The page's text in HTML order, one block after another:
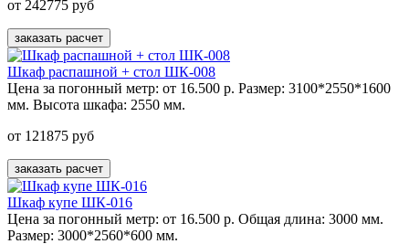
от 242775 руб
заказать расчет
Шкаф распашной + стол ШК-008
Цена за погонный метр: от 16.500 р. Размер: 3100*2550*1600
мм. Высота шкафа: 2550 мм.
от 121875 руб
заказать расчет
Шкаф купе ШК-016
Цена за погонный метр: от 16.500 р. Общая длина: 3000 мм.
Размер: 3000*2560*600 мм.